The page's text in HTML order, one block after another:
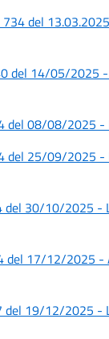
del
del 14/05/2025
del 08/08/2025 -
del 25/09/2025 -
del 30/10/2025 -
del 17/12/2025 -
del 19/12/2025 -